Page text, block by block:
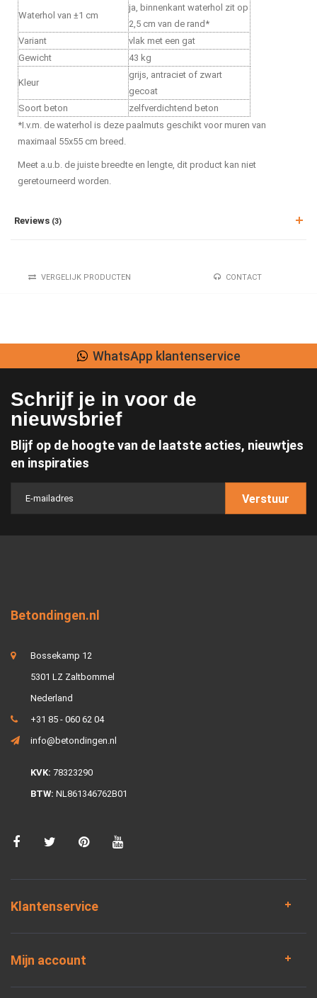
Waterhol van ±1 cm
ja, binnenkant waterhol zit op
2,5 cm van de rand*
Variant
vlak met een gat
Gewicht
43 kg
Kleur
grijs, antraciet of zwart
gecoat
Soort beton
zelfverdichtend beton
*I.v.m. de waterhol is deze paalmuts geschikt voor muren van
maximaal 55x55 cm breed.
Meet a.u.b. de juiste breedte en lengte, dit product kan niet
geretourneerd worden.
Reviews (3)
VERGELIJK PRODUCTEN CONTACT
WhatsApp klantenservice
Schrijf je in voor de
nieuwsbrief
Blijf op de hoogte van de laatste acties, nieuwtjes
en inspiraties
Verstuur
Betondingen.nl
Bossekamp 12
5301 LZ Zaltbommel
Nederland
+31 85 - 060 62 04
info@betondingen.nl
KVK: 78323290
BTW: NL861346762B01
Klantenservice
Mijn account